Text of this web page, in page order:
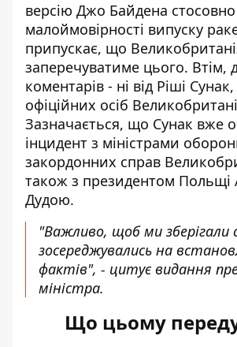
версію Джо Байдена стосовно
малоймовірності випуску
припускає, що
заперечуватиме цього. Втім,
коментарів - ні від Ріші Сунак,
офіційних осіб
Зазначається, що Сунак вже
інцидент з міністрами
закордонних справ
також з президентом
Дудою.
"Важливо, щоб ми зберігали
зосереджувались на
фактів", - цитує видання
міністра.
Що цьому